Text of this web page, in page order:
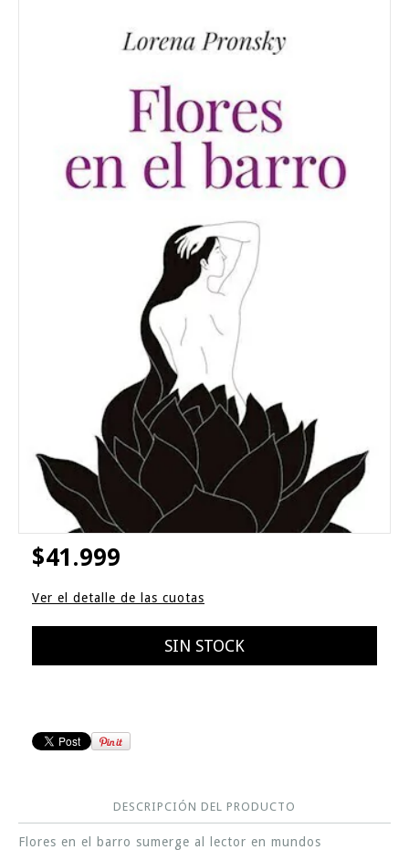
$41.999
Ver el detalle de las cuotas
DESCRIPCIÓN DEL PRODUCTO
Flores en el barro sumerge al lector en mundos